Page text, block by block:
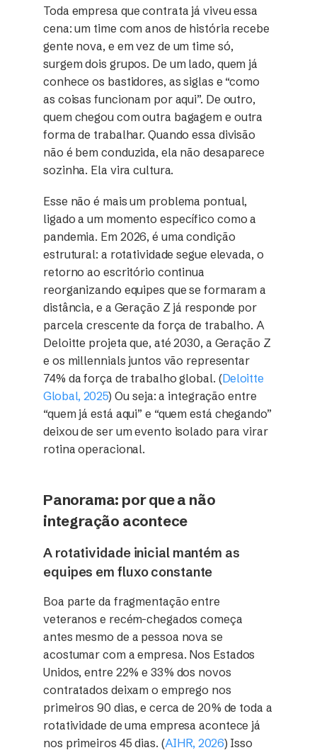
Toda empresa que contrata já viveu essa
cena: um time com anos de história recebe
gente nova, e em vez de um time só,
surgem dois grupos. De um lado, quem já
conhece os bastidores, as siglas e “como
as coisas funcionam por aqui”. De outro,
quem chegou com outra bagagem e outra
forma de trabalhar. Quando essa divisão
não é bem conduzida, ela não desaparece
sozinha. Ela vira cultura.
Esse não é mais um problema pontual,
ligado a um momento específico como a
pandemia. Em 2026, é uma condição
estrutural: a rotatividade segue elevada, o
retorno ao escritório continua
reorganizando equipes que se formaram a
distância, e a Geração Z já responde por
parcela crescente da força de trabalho. A
Deloitte projeta que, até 2030, a Geração Z
e os millennials juntos vão representar
74% da força de trabalho global. (Deloitte
Global, 2025) Ou seja: a integração entre
“quem já está aqui” e “quem está chegando”
deixou de ser um evento isolado para virar
rotina operacional.
Panorama: por que a não
integração acontece
A rotatividade inicial mantém as
equipes em fluxo constante
Boa parte da fragmentação entre
veteranos e recém-chegados começa
antes mesmo de a pessoa nova se
acostumar com a empresa. Nos Estados
Unidos, entre 22% e 33% dos novos
contratados deixam o emprego nos
primeiros 90 dias, e cerca de 20% de toda a
rotatividade de uma empresa acontece já
nos primeiros 45 dias. (AIHR, 2026) Isso